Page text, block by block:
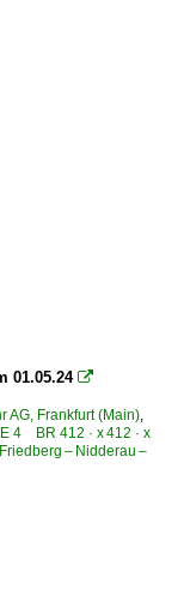
01.05.24 
AG, Frankfurt (Main),
4 BR 412 · x 412 · x
– Nidderau –